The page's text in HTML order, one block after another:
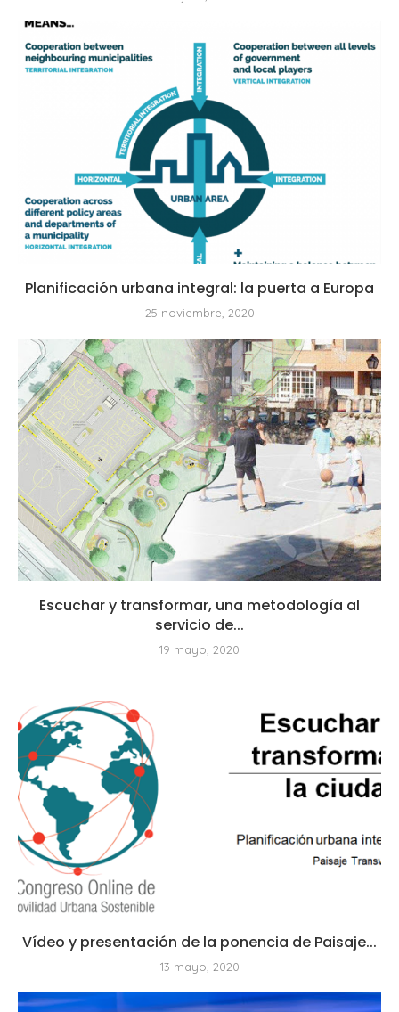
Planificación urbana integral: la puerta a Europa
25 noviembre, 2020
Escuchar y transformar, una metodología al
servicio de...
19 mayo, 2020
Vídeo y presentación de la ponencia de Paisaje...
13 mayo, 2020